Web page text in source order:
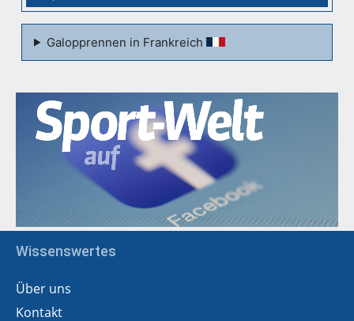
Galopprennen in Frankreich
Wissenswertes
Über uns
Kontakt